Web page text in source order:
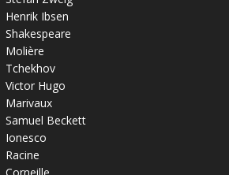
Henrik Ibsen
Shakespeare
Molière
Tchekhov
Victor Hugo
Marivaux
Samuel Beckett
Ionesco
Racine